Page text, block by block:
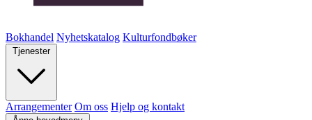
Bokhandel Nyhetskatalog Kulturfondbøker
Tjenester
Arrangementer Om oss Hjelp og kontakt